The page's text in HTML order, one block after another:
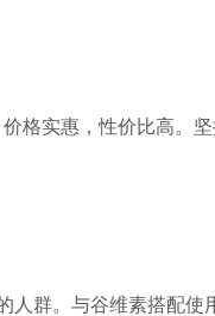
格实惠，性价比高。
人群。与谷维素搭配使